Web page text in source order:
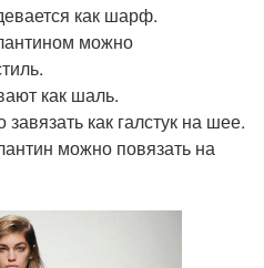
как шарф.
можно
как шаль.
как галстук на шее.
можно повязать на